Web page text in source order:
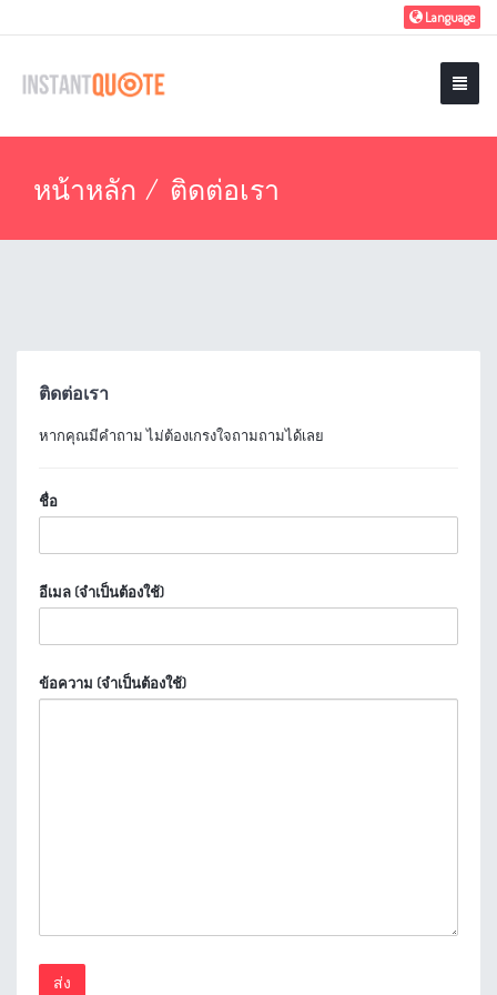
Language
หน้าหลัก ติดต่อเรา
ติดต่อเรา
หากคุณมีคำถาม ไม่ต้องเกรงใจถามถามได้เลย
ชื่อ
อีเมล (จำเป็นต้องใช้)
ข้อความ (จำเป็นต้องใช้)
ส่ง